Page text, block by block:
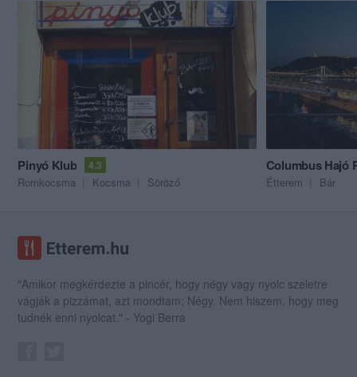
Pinyó Klub 4.3
Romkocsma Kocsma Söröző
Columbus Hajó
Étterem Bár
"Amikor megkérdezte a pincér, hogy négy vagy nyolc szeletre
vágják a pizzámat, azt mondtam; Négy. Nem hiszem, hogy meg
tudnék enni nyolcat." - Yogi Berra